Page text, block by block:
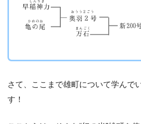
さて、ここまで雄町について学んで
す！